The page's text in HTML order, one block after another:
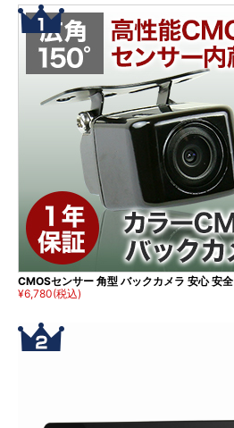
CMOSセンサー 角型 バックカメラ 安心 安全
¥6,780(税込)